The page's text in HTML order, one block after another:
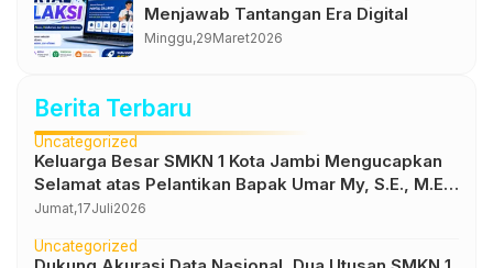
Menjawab Tantangan Era Digital
Minggu,29Maret2026
Berita Terbaru
Uncategorized
Keluarga Besar SMKN 1 Kota Jambi Mengucapkan
Selamat atas Pelantikan Bapak Umar My, S.E., M.E.
sebagai Kepala Dinas Pendidikan Provinsi Jambi
Jumat,17Juli2026
Uncategorized